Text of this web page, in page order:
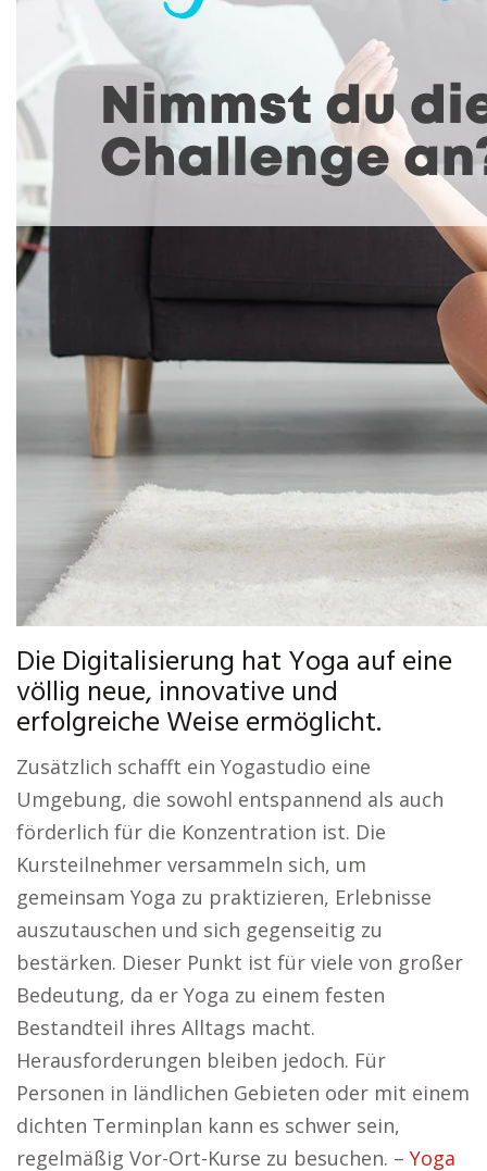
Die Digitalisierung hat Yoga auf eine
völlig neue, innovative und
erfolgreiche Weise ermöglicht.
Zusätzlich schafft ein Yogastudio eine
Umgebung, die sowohl entspannend als auch
förderlich für die Konzentration ist. Die
Kursteilnehmer versammeln sich, um
gemeinsam Yoga zu praktizieren, Erlebnisse
auszutauschen und sich gegenseitig zu
bestärken. Dieser Punkt ist für viele von großer
Bedeutung, da er Yoga zu einem festen
Bestandteil ihres Alltags macht.
Herausforderungen bleiben jedoch. Für
Personen in ländlichen Gebieten oder mit einem
dichten Terminplan kann es schwer sein,
regelmäßig Vor-Ort-Kurse zu besuchen. – Yoga